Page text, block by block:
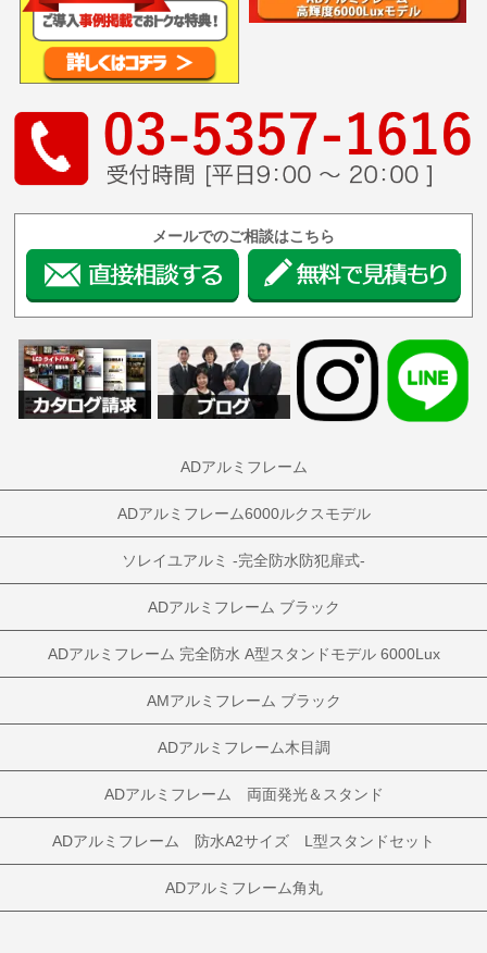
メールでのご相談はこちら
ADアルミフレーム
ADアルミフレーム6000ルクスモデル
ソレイユアルミ -完全防水防犯扉式-
ADアルミフレーム ブラック
ADアルミフレーム 完全防水 A型スタンドモデル 6000Lux
AMアルミフレーム ブラック
ADアルミフレーム木目調
ADアルミフレーム 両面発光＆スタンド
ADアルミフレーム 防水A2サイズ L型スタンドセット
ADアルミフレーム角丸